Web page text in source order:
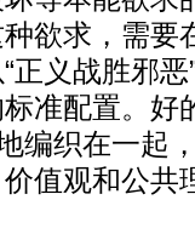
欲求，需要
义战胜邪恶
准配置。好
编织在一起
值观和公共